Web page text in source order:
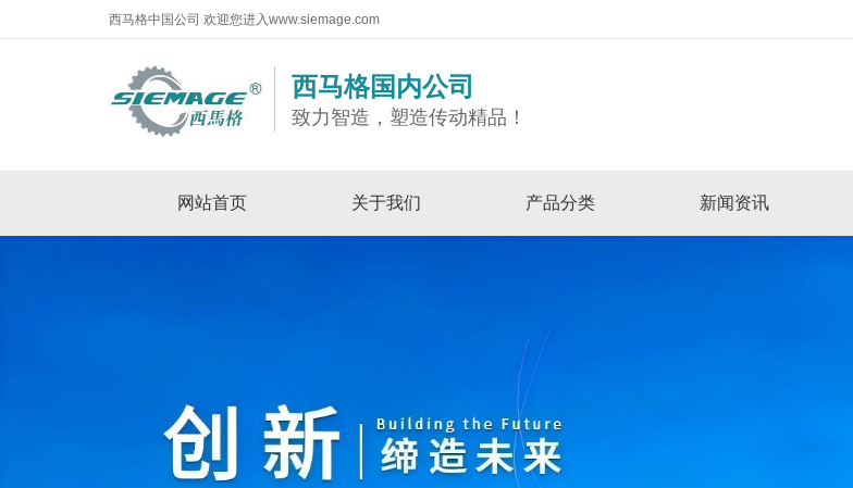
西马格中国公司 欢迎您进入www.siemage.com
西马格国内公司
致力智造，塑造传动精品！
网站首页 关于我们 产品分类 新闻资讯